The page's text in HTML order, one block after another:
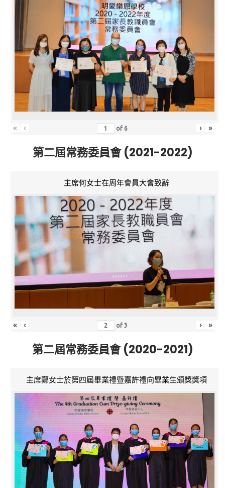
« ‹ of 6 › »
第二屆常務委員會 (2021-2022)
主席何女士在周年會員大會致辭
« ‹ of3 › »
第二屆常務委員會 (2020-2021)
主席鄭女士於第四屆畢業禮暨嘉許禮向畢業生頒獎獎項